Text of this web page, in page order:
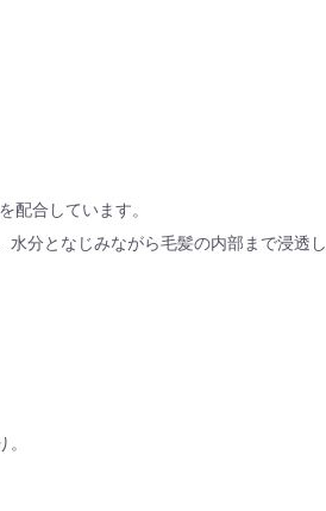
合しています。
分となじみながら毛髪の内部まで浸透し